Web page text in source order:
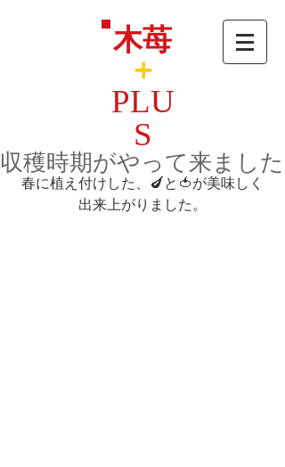
木苺
＋
PLU
S
収穫時期がやって来ました
春に植え付けした、🍆と🍅が美味しく
出来上がりました。